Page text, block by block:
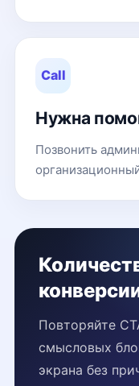
Call
Нужна
Позвонить
Повторяйте
смысловых
экрана без